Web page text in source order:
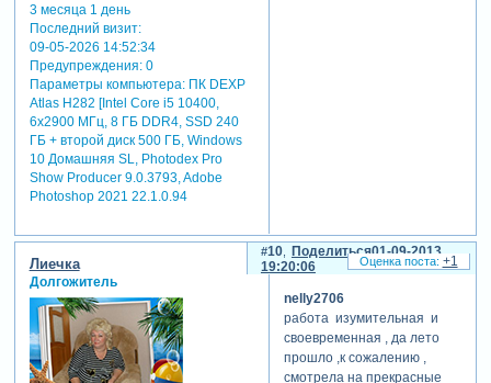
3 месяца 1 день
Последний визит:
09-05-2026 14:52:34
Предупреждения:0
Параметры компьютера:ПК DEXP
Atlas H282 [Intel Core i5 10400,
6x2900 МГц, 8 ГБ DDR4, SSD 240
ГБ + второй диск 500 ГБ, Windows
10 Домашняя SL, Photodex Pro
Show Producer 9.0.3793, Adobe
Photoshop 2021 22.1.0.94
Поделиться
10
01-09-2013
19:20:06
Лиечка
Долгожитель
nelly2706
работа изумительная и
своевременная , да лето
прошло ,к сожалению ,
смотрела на прекрасные
+1